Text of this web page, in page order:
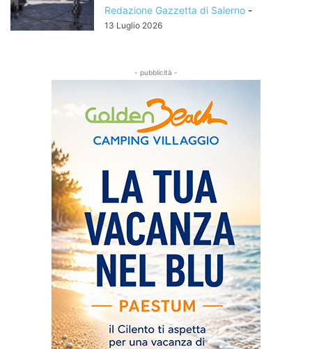
Redazione Gazzetta di Salerno -
13 Luglio 2026
- pubblicità -